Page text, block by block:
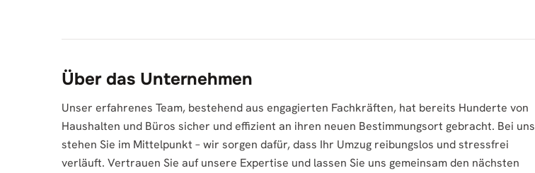
Über das Unternehmen
Unser erfahrenes Team, bestehend aus engagierten Fachkräften, hat bereits Hunderte von
Haushalten und Büros sicher und effizient an ihren neuen Bestimmungsort gebracht. Bei uns
stehen Sie im Mittelpunkt – wir sorgen dafür, dass Ihr Umzug reibungslos und stressfrei
verläuft. Vertrauen Sie auf unsere Expertise und lassen Sie uns gemeinsam den nächsten